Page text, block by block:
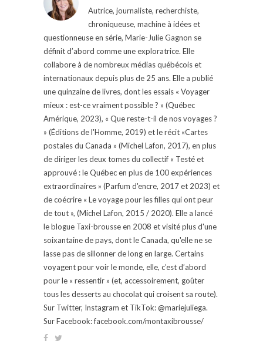
Autrice, journaliste, recherchiste,
chroniqueuse, machine à idées et
questionneuse en série, Marie-Julie Gagnon se
définit d’abord comme une exploratrice. Elle
collabore à de nombreux médias québécois et
internationaux depuis plus de 25 ans. Elle a publié
une quinzaine de livres, dont les essais « Voyager
mieux : est-ce vraiment possible ? » (Québec
Amérique, 2023), « Que reste-t-il de nos voyages ?
» (Éditions de l'Homme, 2019) et le récit «Cartes
postales du Canada » (Michel Lafon, 2017), en plus
de diriger les deux tomes du collectif « Testé et
approuvé : le Québec en plus de 100 expériences
extraordinaires » (Parfum d'encre, 2017 et 2023) et
de coécrire « Le voyage pour les filles qui ont peur
de tout », (Michel Lafon, 2015 / 2020). Elle a lancé
le blogue Taxi-brousse en 2008 et visité plus d'une
soixantaine de pays, dont le Canada, qu'elle ne se
lasse pas de sillonner de long en large. Certains
voyagent pour voir le monde, elle, c’est d’abord
pour le « ressentir » (et, accessoirement, goûter
tous les desserts au chocolat qui croisent sa route).
Sur Twitter, Instagram et TikTok: @mariejuliega.
Sur Facebook: facebook.com/montaxibrousse/